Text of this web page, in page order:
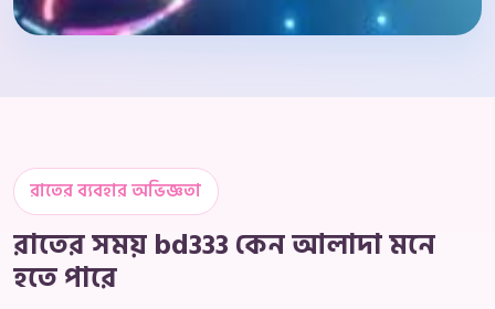
রাতের ব্যবহার অভিজ্ঞতা
রাতের সময় bd333 কেন আলাদা মনে
হতে পারে